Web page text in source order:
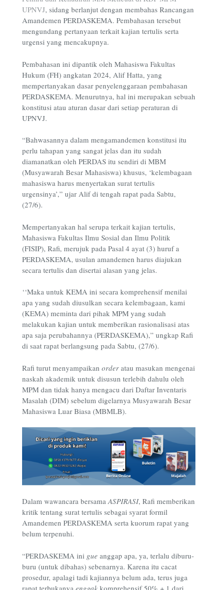
UPNVJ, sidang berlanjut dengan membahas Rancangan
Amandemen PERDASKEMA. Pembahasan tersebut
mengundang pertanyaan terkait kajian tertulis serta
urgensi yang mencakupnya.
Pembahasan ini dipantik oleh Mahasiswa Fakultas
Hukum (FH) angkatan 2024, Alif Hatta, yang
mempertanyakan dasar penyelenggaraan pembahasan
PERDASKEMA. Menurutnya, hal ini merupakan sebuah
konstitusi atau aturan dasar dari setiap peraturan di
UPNVJ.
“Bahwasannya dalam mengamandemen konstitusi itu
perlu tahapan yang sangat jelas dan itu sudah
diamanatkan oleh PERDAS itu sendiri di MBM
(Musyawarah Besar Mahasiswa) khusus, ‘kelembagaan
mahasiswa harus menyertakan surat tertulis
urgensinya’,” ujar Alif di tengah rapat pada Sabtu,
(27/6).
Mempertanyakan hal serupa terkait kajian tertulis,
Mahasiswa Fakultas Ilmu Sosial dan Ilmu Politik
(FISIP), Rafi, merujuk pada Pasal 4 ayat (3) huruf a
PERDASKEMA, usulan amandemen harus diajukan
secara tertulis dan disertai alasan yang jelas.
‘‘Maka untuk KEMA ini secara komprehensif menilai
apa yang sudah diusulkan secara kelembagaan, kami
(KEMA) meminta dari pihak MPM yang sudah
melakukan kajian untuk memberikan rasionalisasi atas
apa saja perubahannya (PERDASKEMA),” ungkap Rafi
di saat rapat berlangsung pada Sabtu, (27/6).
Rafi turut menyampaikan order atau masukan mengenai
naskah akademik untuk disusun terlebih dahulu oleh
MPM dan tidak hanya mengacu dari Daftar Inventaris
Masalah (DIM) sebelum digelarnya Musyawarah Besar
Mahasiswa Luar Biasa (MBMLB).
Dalam wawancara bersamaASPIRASI, Rafi memberikan
kritik tentang surat tertulis sebagai syarat formil
Amandemen PERDASKEMA serta kuorum rapat yang
belum terpenuhi.
“PERDASKEMA ini gue anggap apa, ya, terlalu diburu-
buru (untuk dibahas) sebenarnya. Karena itu cacat
prosedur, apalagi tadi kajiannya belum ada, terus juga
rapat terbukanya enggak komprehensif 50% + 1 dari